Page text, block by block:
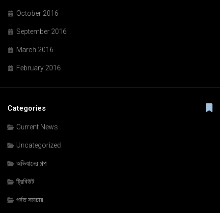
October 2016
September 2016
March 2016
February 2016
Categories
Current News
Uncategorized
অভিযানের গল্প
ট্রিবিউট
পর্বত সমাচার